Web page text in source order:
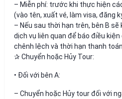
– Miễn phí: trước khi thực hiện
(vào tên, xuất vé, làm visa, đăng
– Nếu sau thời hạn trên, bên B
dịch vụ liên quan để báo điều
chênh lệch và thời hạn thanh
✰ Chuyển hoặc Hủy Tour:
• Đối với bên A:
– Chuyển hoặc Hủy tour đối với